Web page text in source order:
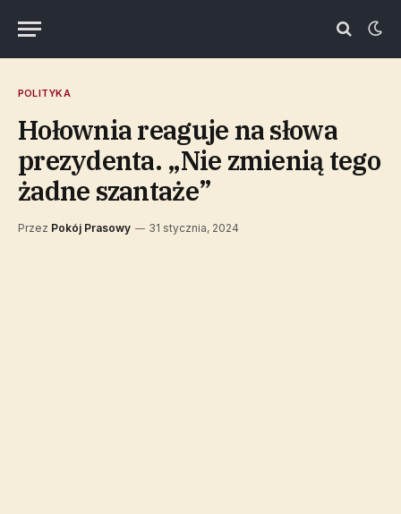
POLITYKA
Hołownia reaguje na słowa
prezydenta. „Nie zmienią tego
żadne szantaże”
Przez Pokój Prasowy 31 stycznia, 2024